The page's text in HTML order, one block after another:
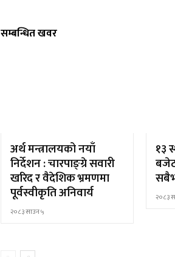
सम्बन्धित खवर
अर्थ मन्त्रालयको नयाँ
निर्देशन : चारपाङ्ग्रे सवारी
खरिद र वैदेशिक भ्रमणमा
पूर्वस्वीकृति अनिवार्य
२०८३ साउन ५
१३
२०८३